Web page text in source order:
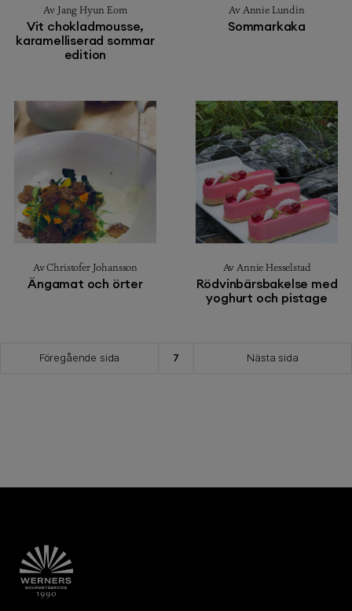
Av Jang Hyun Eom
Vit chokladmousse,
karamelliserad sommar
edition
Av Annie Lundin
Sommarkaka
Av Christofer Johansson
Ängamat och örter
Av Annie Hesselstad
Rödvinbärsbakelse med
yoghurt och pistage
Föregående sida Nästa sida
7